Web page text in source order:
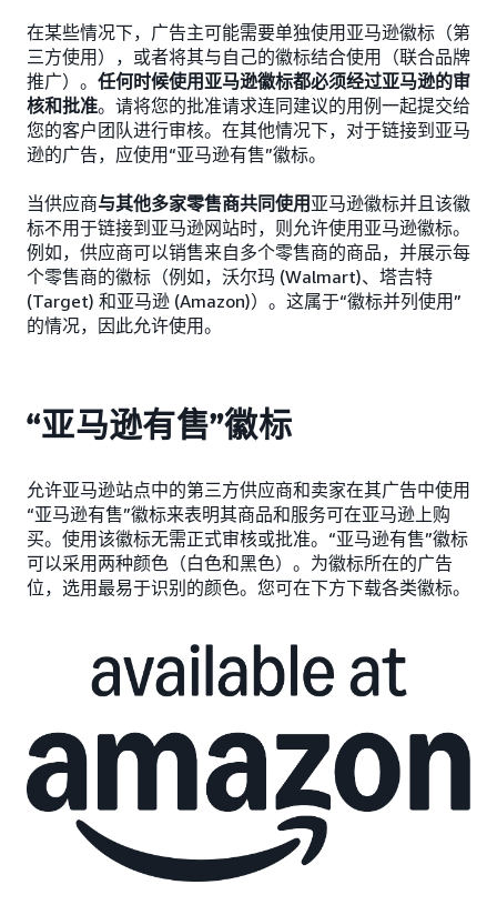
在某些情况下，广告主可能需要单独使用亚马逊徽标（第
三方使用），或者将其与自己的徽标结合使用（联合品牌
推广）。 任何时候使用亚马逊徽标都必须经过亚马逊的审
核和批准。请将您的批准请求连同建议的用例一起提交给
您的客户团队进行审核。在其他情况下，对于链接到亚马
逊的广告，应使用“亚马逊有售”徽标。
当供应商与其他多家零售商共同使用 亚马逊徽标并且该徽
标不用于链接到亚马逊网站时，则允许使用亚马逊徽标。
例如，供应商可以销售来自多个零售商的商品，并展示每
个零售商的徽标（例如，沃尔玛 (Walmart)、塔吉特
(Target) 和亚马逊 (Amazon)）。这属于“徽标并列使用”
的情况，因此允许使用。
“亚马逊有售”徽标
允许亚马逊站点中的第三方供应商和卖家在其广告中使用
“亚马逊有售”徽标来表明其商品和服务可在亚马逊上购
买。使用该徽标无需正式审核或批准。“亚马逊有售”徽标
可以采用两种颜色（白色和黑色）。为徽标所在的广告
位，选用最易于识别的颜色。您可在下方下载各类徽标。